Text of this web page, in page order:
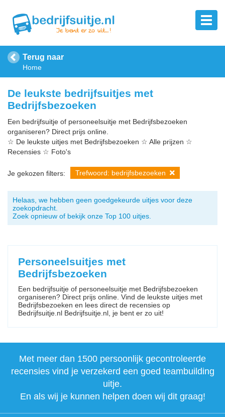
Terug naar
Home
De leukste bedrijfsuitjes met
Bedrijfsbezoeken
Een bedrijfsuitje of personeelsuitje met Bedrijfsbezoeken
organiseren? Direct prijs online.
☆ De leukste uitjes met Bedrijfsbezoeken ☆ Alle prijzen ☆
Recensies ☆ Foto's
Je gekozen filters: Trefwoord: bedrijfsbezoeken
Helaas, we hebben geen goedgekeurde uitjes voor deze
zoekopdracht.
Zoek opnieuw of bekijk onze Top 100 uitjes.
Personeelsuitjes met
Bedrijfsbezoeken
Een bedrijfsuitje of personeelsuitje met Bedrijfsbezoeken
organiseren? Direct prijs online. Vind de leukste uitjes met
Bedrijfsbezoeken en lees direct de recensies op
Bedrijfsuitje.nl Bedrijfsuitje.nl, je bent er zo uit!
Met meer dan 1500 persoonlijk gecontroleerde
recensies vind je verzekerd een goed teambuilding
uitje.
En als wij je kunnen helpen doen wij dit graag!